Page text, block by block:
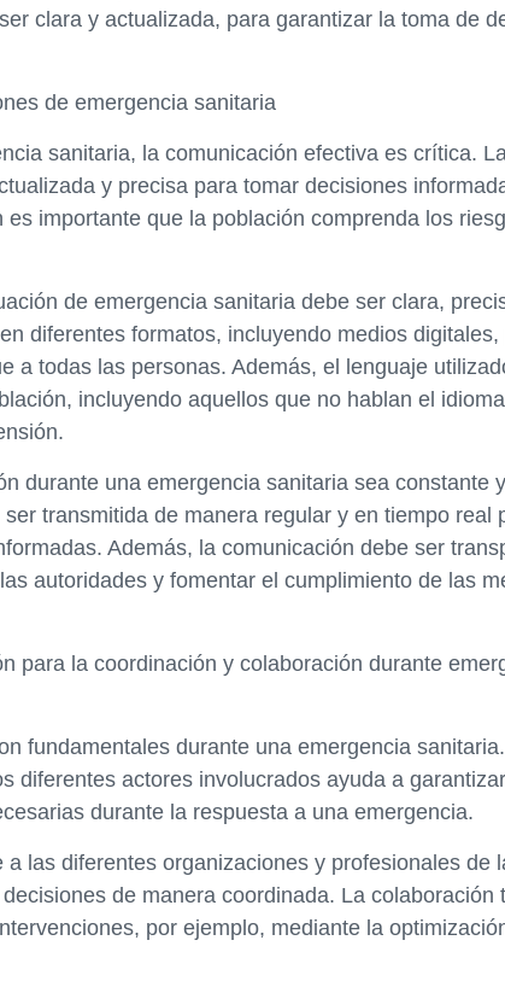
clara y actualizada, para garantizar la toma de
de emergencia sanitaria
sanitaria, la comunicación efectiva es crítica.
y precisa para tomar decisiones
importante que la población comprenda los
de emergencia sanitaria debe ser clara,
diferentes formatos, incluyendo medios digitales,
a todas las personas. Además, el lenguaje
incluyendo aquellos que no hablan el
durante una emergencia sanitaria sea constante y
transmitida de manera regular y en tiempo real
Además, la comunicación debe ser
autoridades y fomentar el cumplimiento de las
para la coordinación y colaboración durante
fundamentales durante una emergencia
diferentes actores involucrados ayuda a
durante la respuesta a una emergencia.
las diferentes organizaciones y profesionales de
de manera coordinada. La colaboración
por ejemplo, mediante la